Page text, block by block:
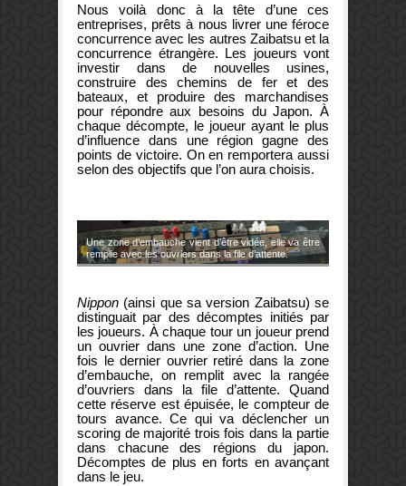
Nous voilà donc à la tête d’une ces
entreprises, prêts à nous livrer une féroce
concurrence avec les autres Zaibatsu et la
concurrence étrangère. Les joueurs vont
investir dans de nouvelles usines,
construire des chemins de fer et des
bateaux, et produire des marchandises
pour répondre aux besoins du Japon. À
chaque décompte, le joueur ayant le plus
d’influence dans une région gagne des
points de victoire. On en remportera aussi
selon des objectifs que l’on aura choisis.
Une zone d’embauche vient d’être vidée, elle va être
remplie avec les ouvriers dans la file d’attente.
Nippon (ainsi que sa version Zaibatsu) se
distinguait par des décomptes initiés par
les joueurs. À chaque tour un joueur prend
un ouvrier dans une zone d’action. Une
fois le dernier ouvrier retiré dans la zone
d’embauche, on remplit avec la rangée
d’ouvriers dans la file d’attente. Quand
cette réserve est épuisée, le compteur de
tours avance. Ce qui va déclencher un
scoring de majorité trois fois dans la partie
dans chacune des régions du japon.
Décomptes de plus en forts en avançant
dans le jeu.